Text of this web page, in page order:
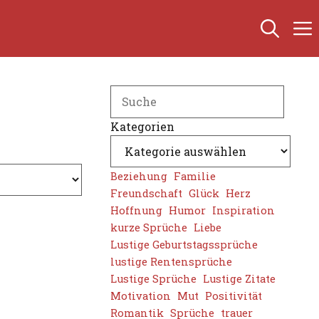
Kategorien
Beziehung Familie
Freundschaft Glück Herz
Hoffnung Humor Inspiration
kurze Sprüche Liebe
Lustige Geburtstagssprüche
lustige Rentensprüche
Lustige Sprüche Lustige Zitate
Motivation Mut Positivität
Romantik Sprüche trauer